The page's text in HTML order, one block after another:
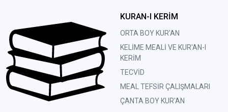
KURAN-I KERİM
ORTA BOY KUR'AN
KELİME MEALİ VE KUR'AN-I
KERİM
TECVİD
MEAL TEFSİR ÇALIŞMALARI
ÇANTA BOY KUR'AN